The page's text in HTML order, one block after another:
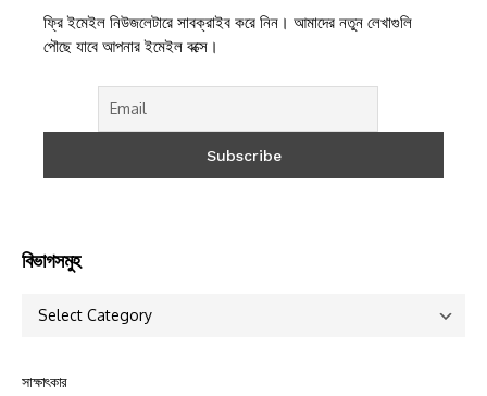
ফ্রি ইমেইল নিউজলেটারে সাবক্রাইব করে নিন। আমাদের নতুন লেখাগুলি
পৌছে যাবে আপনার ইমেইল বক্সে।
বিভাগসমুহ
সাক্ষাৎকার